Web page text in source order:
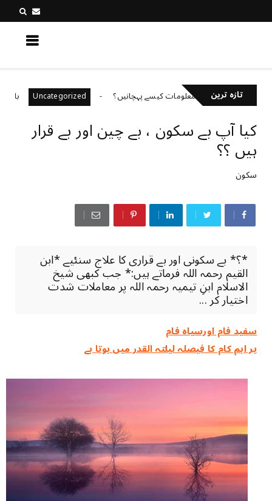
تازہ ترین
پر غلط معلومات کیسے پہچانیں؟ Uncategorized باہمی احترام
کیا آپ بے سکون ، بے چین اور بے قرار
ہیں ؟؟
سکون
*؟* بے سکونی اور بے قراری کا علاج سنئیے *ابن
القیم رحمہ اللہ فرماتے ہیں:* جب کبھی شیخ
الاسلام ابنِ تیمیہ رحمہ اللہ پر معاملات شدت
اختیار کر ...
سفید فام اورسیاہ فام
ہر اہم کام کا فیصلہ ‏لیلتہ القدر ‏میں ‏ہوتا ‏ہے